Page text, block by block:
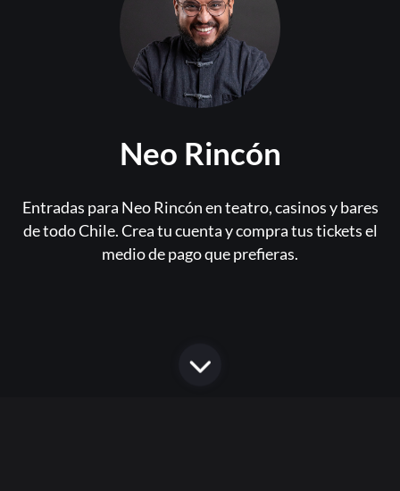
Neo Rincón
Entradas para Neo Rincón en teatro, casinos y bares
de todo Chile. Crea tu cuenta y compra tus tickets el
medio de pago que prefieras.